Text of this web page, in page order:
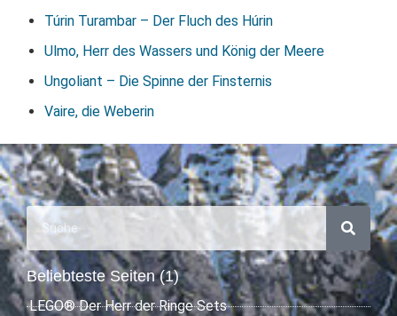
Túrin Turambar – Der Fluch des Húrin
Ulmo, Herr des Wassers und König der Meere
Ungoliant – Die Spinne der Finsternis
Vaire, die Weberin
Beliebteste Seiten (1)
LEGO® Der Herr der Ringe Sets